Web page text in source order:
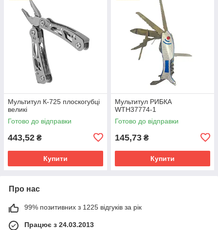
Мультитул К-725 плоскогубці
великі
Готово до відправки
443,52 ₴
Купити
Мультитул РИБКА
WTH37774-1
Готово до відправки
145,73 ₴
Купити
Про нас
99% позитивних з 1225 відгуків за рік
Працює з 24.03.2013